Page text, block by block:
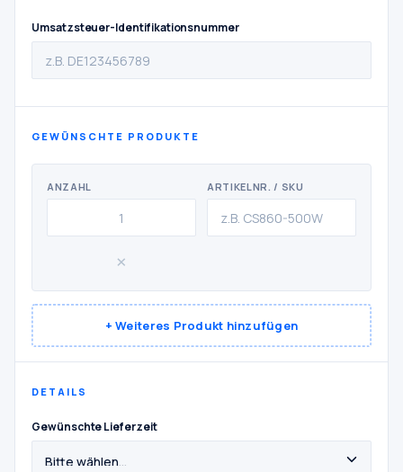
Umsatzsteuer-Identifikationsnummer
GEWÜNSCHTE PRODUKTE
ANZAHL ARTIKELNR. / SKU
×
+ Weiteres Produkt hinzufügen
DETAILS
Gewünschte Lieferzeit